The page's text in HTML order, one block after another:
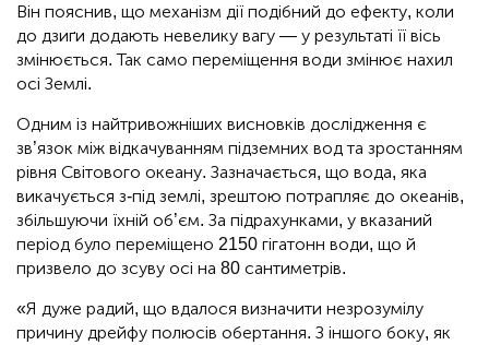
Він пояснив, що механізм дії подібний до ефекту, коли
до дзиґи додають невелику вагу — у результаті її вісь
змінюється. Так само переміщення води змінює нахил
осі Землі.
Одним із найтривожніших висновків дослідження є
зв’язок між відкачуванням підземних вод та зростанням
рівня Світового океану. Зазначається, що вода, яка
викачується з-під землі, зрештою потрапляє до океанів,
збільшуючи їхній об’єм. За підрахунками, у вказаний
період було переміщено 2150 гігатонн води, що й
призвело до зсуву осі на 80 сантиметрів.
«Я дуже радий, що вдалося визначити незрозумілу
причину дрейфу полюсів обертання. З іншого боку, як